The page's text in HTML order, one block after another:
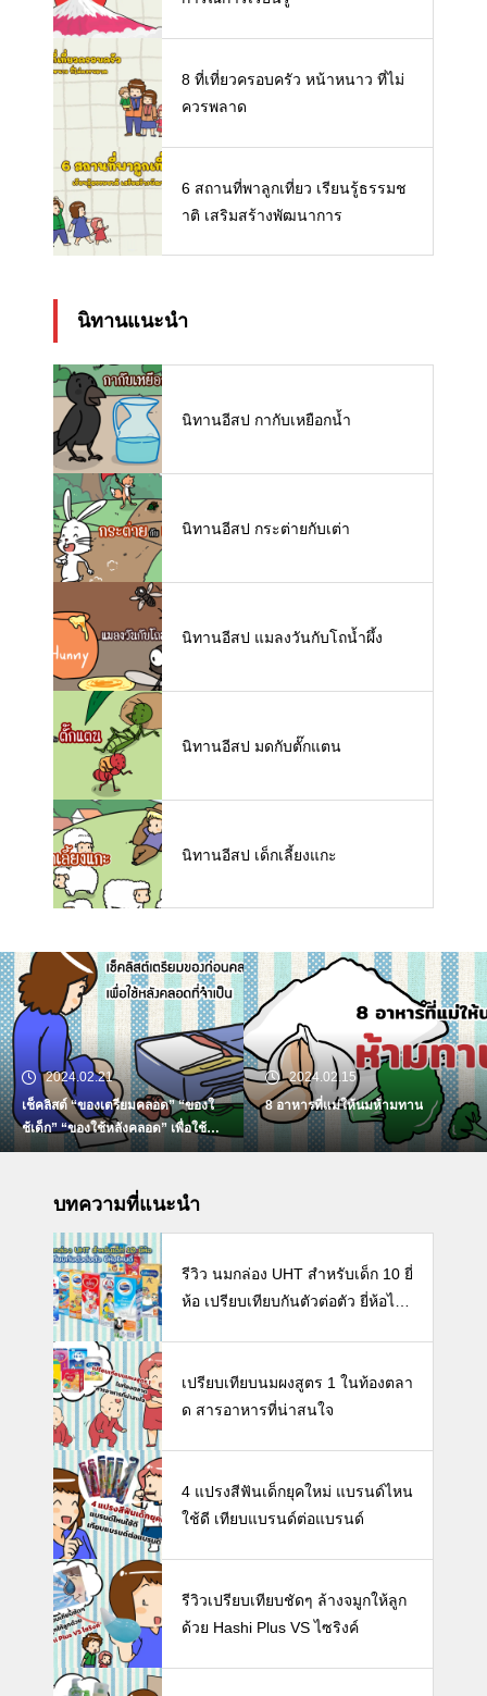
8 ที่เที่ยวครอบครัว หน้าหนาว ที่ไม่
ควรพลาด
6 สถานที่พาลูกเที่ยว เรียนรู้ธรรมช
าติ เสริมสร้างพัฒนาการ
นิทานแนะนำ
นิทานอีสป กากับเหยือกน้ำ
นิทานอีสป กระต่ายกับเต่า
นิทานอีสป แมลงวันกับโถน้ำผึ้ง
นิทานอีสป มดกับตั๊กแตน
นิทานอีสป เด็กเลี้ยงแกะ
2024.02.21
เช็คลิสต์ “ของเตรียมคลอด” “ของใ
ช้เด็ก” “ของใช้หลังคลอด” เพื่อใช้ห
ลังคลอดที่จำเป็น
2024.02.15
8 อาหารที่แม่ให้นมห้ามทาน
บทความที่แนะนำ
รีวิว นมกล่อง UHT สำหรับเด็ก 10 ยี่
ห้อ เปรียบเทียบกันตัวต่อตัว ยี่ห้อไห
เปรียบเทียบนมผงสูตร 1 ในท้องตลา
ด สารอาหารที่น่าสนใจ
4 แปรงสีฟันเด็กยุคใหม่ แบรนด์ไหน
ใช้ดี เทียบแบรนด์ต่อแบรนด์
รีวิวเปรียบเทียบชัดๆ ล้างจมูกให้ลูก
ด้วย Hashi Plus VS ไซริงค์